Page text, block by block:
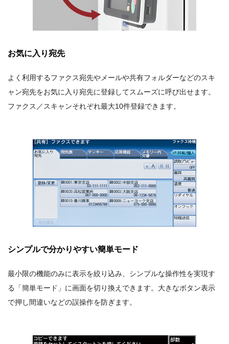
お気に入り宛先
よく利用するファクス宛先やメールや共有フォルダーなどのスキ
ャン宛先をお気に入り宛先に登録してスムーズに呼び出せます。
ファクス／スキャンそれぞれ最大10件登録できます。
シンプルで分かりやすい簡単モード
最小限の機能のみに表示を絞り込み、シンプルな操作性を実現す
る「簡単モード」に画面を切り換えできます。大きなボタン表示
で押し間違いなどの誤操作を防ぎます。